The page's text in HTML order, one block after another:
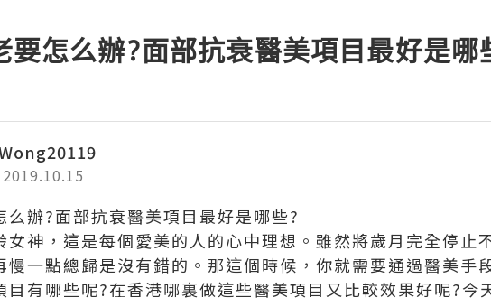
要怎么辦?面部抗衰醫美項目最好是哪
么辦?面部抗衰醫美項目最好是哪些?
女神，這是每個愛美的人的心中理想。雖然將歲月完全停止
慢一點總歸是沒有錯的。那這個時候，你就需要通過醫美手
目有哪些呢?在香港哪裏做這些醫美項目又比較效果好呢?今